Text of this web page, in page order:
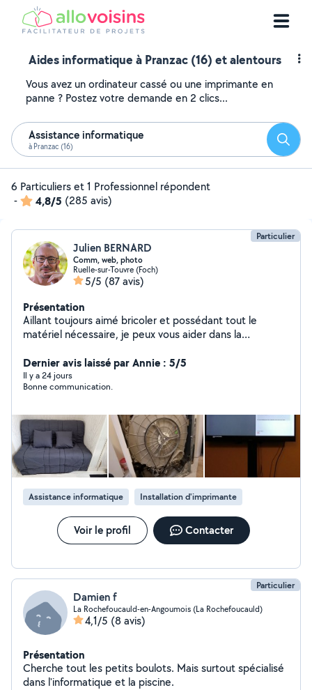
Aides informatique à Pranzac (16) et alentours
Vous avez un ordinateur cassé ou une imprimante en
panne ? Postez votre demande en 2 clics...
Assistance informatique
à Pranzac (16)
6 Particuliers et 1 Professionnel répondent
-
4,8/5 (285 avis)
Particulier
Julien BERNARD
Comm, web, photo
Ruelle-sur-Touvre (Foch)
5/5 (87 avis)
Présentation
Aillant toujours aimé bricoler et possédant tout le
matériel nécessaire, je peux vous aider dans la
informatique, web ou tout autre selon vos besoins ...
attentif et rigoureux, je prendrais à coeur les tâches que
vous me confierez.
Dernier avis laissé par Annie : 5/5
Il y a 24 jours
Bonne communication.
Assistance informatique Installation d'imprimante
Voir le profil Contacter
Particulier
Damien f
La Rochefoucauld-en-Angoumois (La Rochefoucauld)
4,1/5 (8 avis)
Présentation
Cherche tout les petits boulots. Mais surtout spécialisé
dans l'informatique et la piscine.